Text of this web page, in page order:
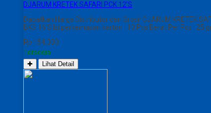
DJARUM KRETEK SAFARI PCK 12’S
Dapatkan Harga Distributor dan Grosir DJARUM KRETEK
BKS 16’S Isi perkemasan karton : 10 Pcs Berat Per Pcs : 25
Rp 154.300
Tersedia
✚ Lihat Detail